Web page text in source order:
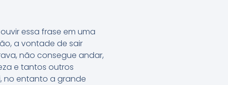
essa frase em uma
a vontade de sair
não consegue andar,
e tantos outros
no entanto a grande